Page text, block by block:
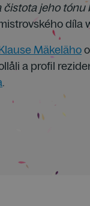
jeho tónu
díla
Mäkeläho
a profil
.